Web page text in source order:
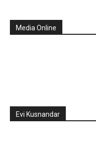
Media Online
Evi Kusnandar